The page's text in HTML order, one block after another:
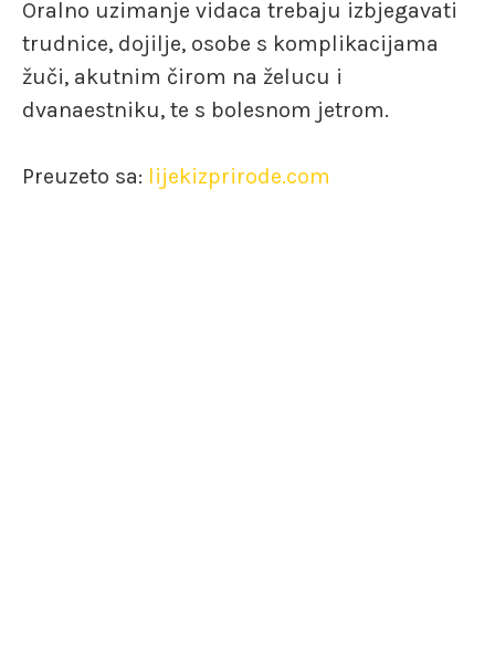
Oralno uzimanje vidaca trebaju izbjegavati
trudnice, dojilje, osobe s komplikacijama
žuči, akutnim čirom na želucu i
dvanaestniku, te s bolesnom jetrom.
Preuzeto sa: lijekizprirode.com